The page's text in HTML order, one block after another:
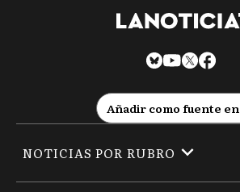
Añadir como fuente en
NOTICIAS POR RUBRO